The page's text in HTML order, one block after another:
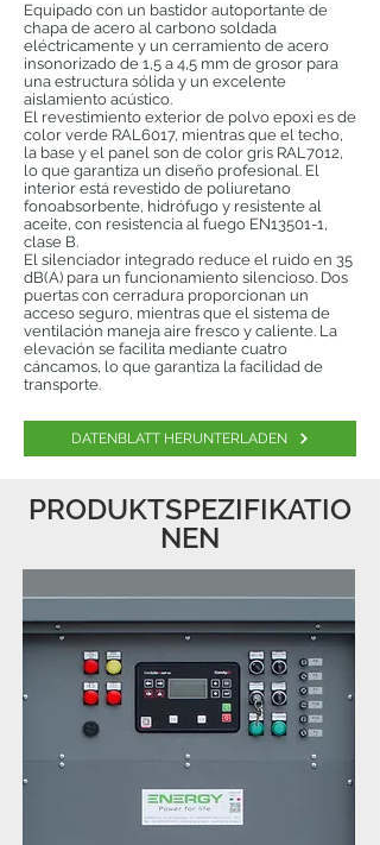
Equipado con un bastidor autoportante de
chapa de acero al carbono soldada
eléctricamente y un cerramiento de acero
insonorizado de 1,5 a 4,5 mm de grosor para
una estructura sólida y un excelente
aislamiento acústico.
El revestimiento exterior de polvo epoxi es de
color verde RAL6017, mientras que el techo,
la base y el panel son de color gris RAL7012,
lo que garantiza un diseño profesional. El
interior está revestido de poliuretano
fonoabsorbente, hidrófugo y resistente al
aceite, con resistencia al fuego EN13501-1,
clase B.
El silenciador integrado reduce el ruido en 35
dB(A) para un funcionamiento silencioso. Dos
puertas con cerradura proporcionan un
acceso seguro, mientras que el sistema de
ventilación maneja aire fresco y caliente. La
elevación se facilita mediante cuatro
cáncamos, lo que garantiza la facilidad de
transporte.
DATENBLATT HERUNTERLADEN
PRODUKTSPEZIFIKATIO
NEN